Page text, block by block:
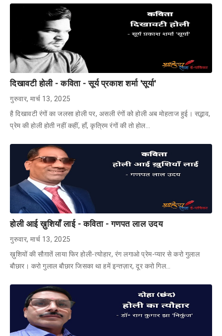
दिखावटी होली - कविता - सूर्य प्रकाश शर्मा 'सूर्या'
गुरुवार, मार्च 13, 2025
है दिखावटी रंगों का जलसा होली पर, असली रंगों को होली अब मोहताज हुई। सद्भाव,
प्रेम की होली होती नहीं कहीं, हाँ, कृत्रिम रंगों की तो होल…
होली आई ख़ुशियाँ लाई - कविता - गणपत लाल उदय
गुरुवार, मार्च 13, 2025
ख़ुशियों की सौग़ातें लाया फिर होली-त्योहार, रंग लगाओ प्रेम-प्यार से करो गुलाल
बौछार। करो गुलाल बौछार जिसका था हमें इन्तज़ार, दूर करो गिल…